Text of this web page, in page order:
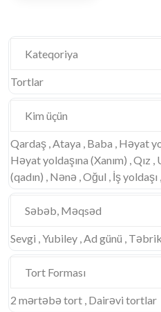
Kateqoriya
Tortlar
Kim üçün
Qardaş , Ataya , Baba , Həyat
Həyat yoldaşına (Xanım) , Qız ,
(qadın) , Nənə , Oğul , İş yoldaşı
Səbəb, Məqsəd
Sevgi , Yubiley , Ad günü ,
Tort Forması
2 mərtəbə tort , Dairəvi tortlar